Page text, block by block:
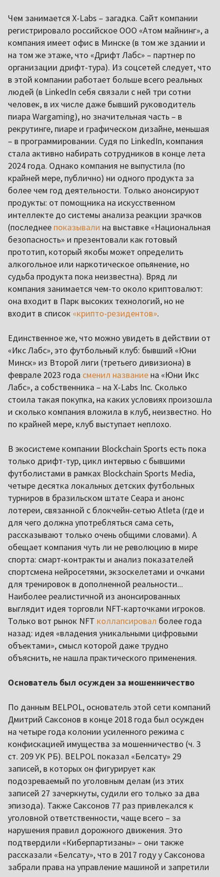
Чем занимается X-Labs – загадка. Сайт компании
регистрировало российское ООО «Атом майнинг», а
компания имеет офис в Минске (в том же здании и
на том же этаже, что «Дрифт Лабс» – партнер по
организации дрифт-тура). Из соцсетей следует, что
в этой компании работает больше всего реальных
людей (в LinkedIn себя связали с ней три сотни
человек, в их числе даже бывший руководитель
пиара Wargaming), но значительная часть – в
рекрутинге, пиаре и графическом дизайне, меньшая
– в программировании. Судя по LinkedIn, компания
стала активно набирать сотрудников в конце лета
2024 года. Однако компания не выпустила (по
крайней мере, публично) ни одного продукта за
более чем год деятельности. Только анонсируют
продукты: от помощника на искусственном
интеллекте до системы анализа реакции зрачков
(последнее показывали на выставке «Национальная
безопасность» и презентовали как готовый
прототип, который якобы может определить
алкогольное или наркотическое опьянение, но
судьба продукта пока неизвестна). Вряд ли
компания занимается чем-то около криптовалют:
она входит в Парк высоких технологий, но не
входит в список «крипто-резидентов».
Единственное же, что можно увидеть в действии от
«Икс Лабс», это футбольный клуб: бывший «Юни
Минск» из Второй лиги (третьего дивизиона) в
феврале 2023 года сменил название на «Юни Икс
Лабс», а собственника – на X-Labs Inc. Сколько
стоила такая покупка, на каких условиях произошла
и сколько компания вложила в клуб, неизвестно. Но
по крайней мере, клуб выступает неплохо.
В экосистеме компании Blockchain Sports есть пока
только дрифт-тур, цикл интервью с бывшими
футболистами в рамках Blockchain Sports Media,
четыре десятка локальных детских футбольных
турниров в бразильском штате Сеара и анонс
лотереи, связанной с блокчейн-сетью Atleta (где и
для чего должна употребляться сама сеть,
рассказывают только очень общими словами). А
обещает компания чуть ли не революцию в мире
спорта: смарт-контракты и анализ показателей
спортсмена нейросетями, экзоскелетами и очками
для тренировок в дополненной реальности...
Наиболее реалистичной из анонсированных
выглядит идея торговли NFT-карточками игроков.
Только вот рынок NFT коллапсировал более года
назад: идея «владения уникальными цифровыми
объектами», смысл которой даже трудно
объяснить, не нашла практического применения.
Основатель был осужден за мошенничество
По данным BELPOL, основатель этой сети компаний
Дмитрий Саксонов в конце 2018 года был осужден
на четыре года колонии усиленного режима с
конфискацией имущества за мошенничество (ч. 3
ст. 209 УК РБ). BELPOL показал «Белсату» 29
записей, в которых он фигурирует как
подозреваемый по уголовным делам (из этих
записей 27 зачеркнуты, судили его только за два
эпизода). Также Саксонов 77 раз привлекался к
уголовной ответственности, чаще всего – за
нарушения правил дорожного движения. Это
подтвердили «Киберпартизаны» – они также
рассказали «Белсату», что в 2017 году у Саксонова
забрали права на управление машиной и запретили